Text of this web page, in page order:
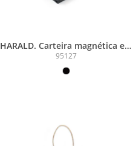
HARALD. Carteira magnética em
PU de grande capacidade com
bloqueio RFID
95127